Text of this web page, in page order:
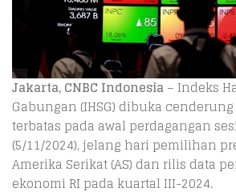
Jakarta, CNBC Indonesia– Indeks
Gabungan (IHSG) dibuka
terbatas pada awal perdagangan
(5/11/2024), jelang hari pemilihan
Amerika Serikat (AS) dan rilis data
ekonomi RI pada kuartal III-2024.